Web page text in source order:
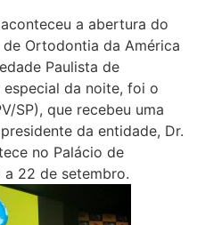
a abertura do
Ortodontia da América
Paulista de
da noite, foi o
SP), que recebeu uma
da entidade, Dr.
no Palácio de
a 22 de setembro.